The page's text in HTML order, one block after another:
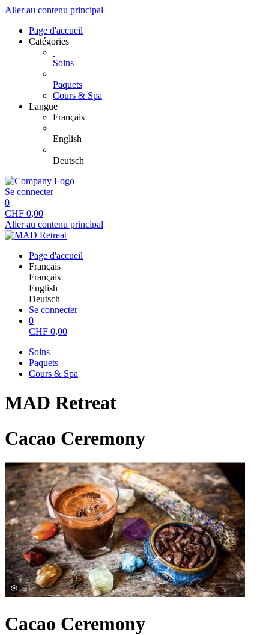
Aller au contenu principal
Page d'accueil
Catégories
Soins
Paquets
Cours & Spa
Langue
Français
English
Deutsch
Se connecter
0
CHF 0,00
Aller au contenu principal
Page d'accueil
Français
Français
English
Deutsch
Se connecter
0
CHF 0,00
Soins
Paquets
Cours & Spa
MAD Retreat
Cacao Ceremony
Cacao Ceremony